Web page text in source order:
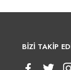
BİZİ TAKİP